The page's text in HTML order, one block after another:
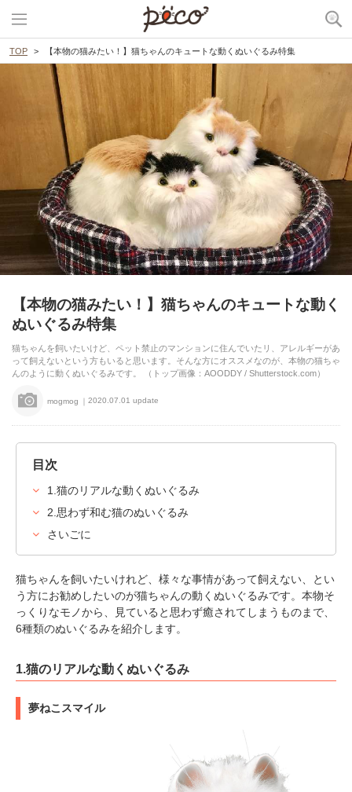
TOP 【本物の猫みたい！】猫ちゃんのキュートな動くぬいぐるみ特集
【本物の猫みたい！】猫ちゃんのキュートな動く
ぬいぐるみ特集
猫ちゃんを飼いたいけど、ペット禁止のマンションに住んでいたリ、アレルギーがあ
って飼えないという方もいると思います。そんな方にオススメなのが、本物の猫ちゃ
んのように動くぬいぐるみです。 （トップ画像：AOODDY / Shutterstock.com）
mogmog 2020.07.01 update
目次
1.猫のリアルな動くぬいぐるみ
2.思わず和む猫のぬいぐるみ
さいごに
猫ちゃんを飼いたいけれど、様々な事情があって飼えない、とい
う方にお勧めしたいのが猫ちゃんの動くぬいぐるみです。本物そ
っくりなモノから、見ていると思わず癒されてしまうものまで、
6種類のぬいぐるみを紹介します。
1.猫のリアルな動くぬいぐるみ
夢ねこスマイル